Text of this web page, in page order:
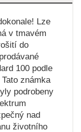
Lze
v tmavém
do
100 podle
známka
podrobeny
nad
životního